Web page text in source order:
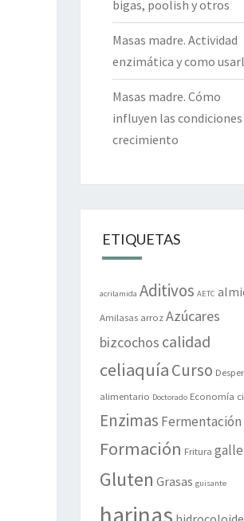
bigas, poolish y otros
Masas madre. Actividad
enzimática y como
Masas madre. Cómo
influyen las condiciones
crecimiento
ETIQUETAS
acrilamida Aditivos AETC
Amilasas arroz Azúcares
bizcochos calidad
celiaquíaCurso
alimentario Doctorado Economía
Enzimas Fermentación
Formación Fritura
Gluten Grasas guisante